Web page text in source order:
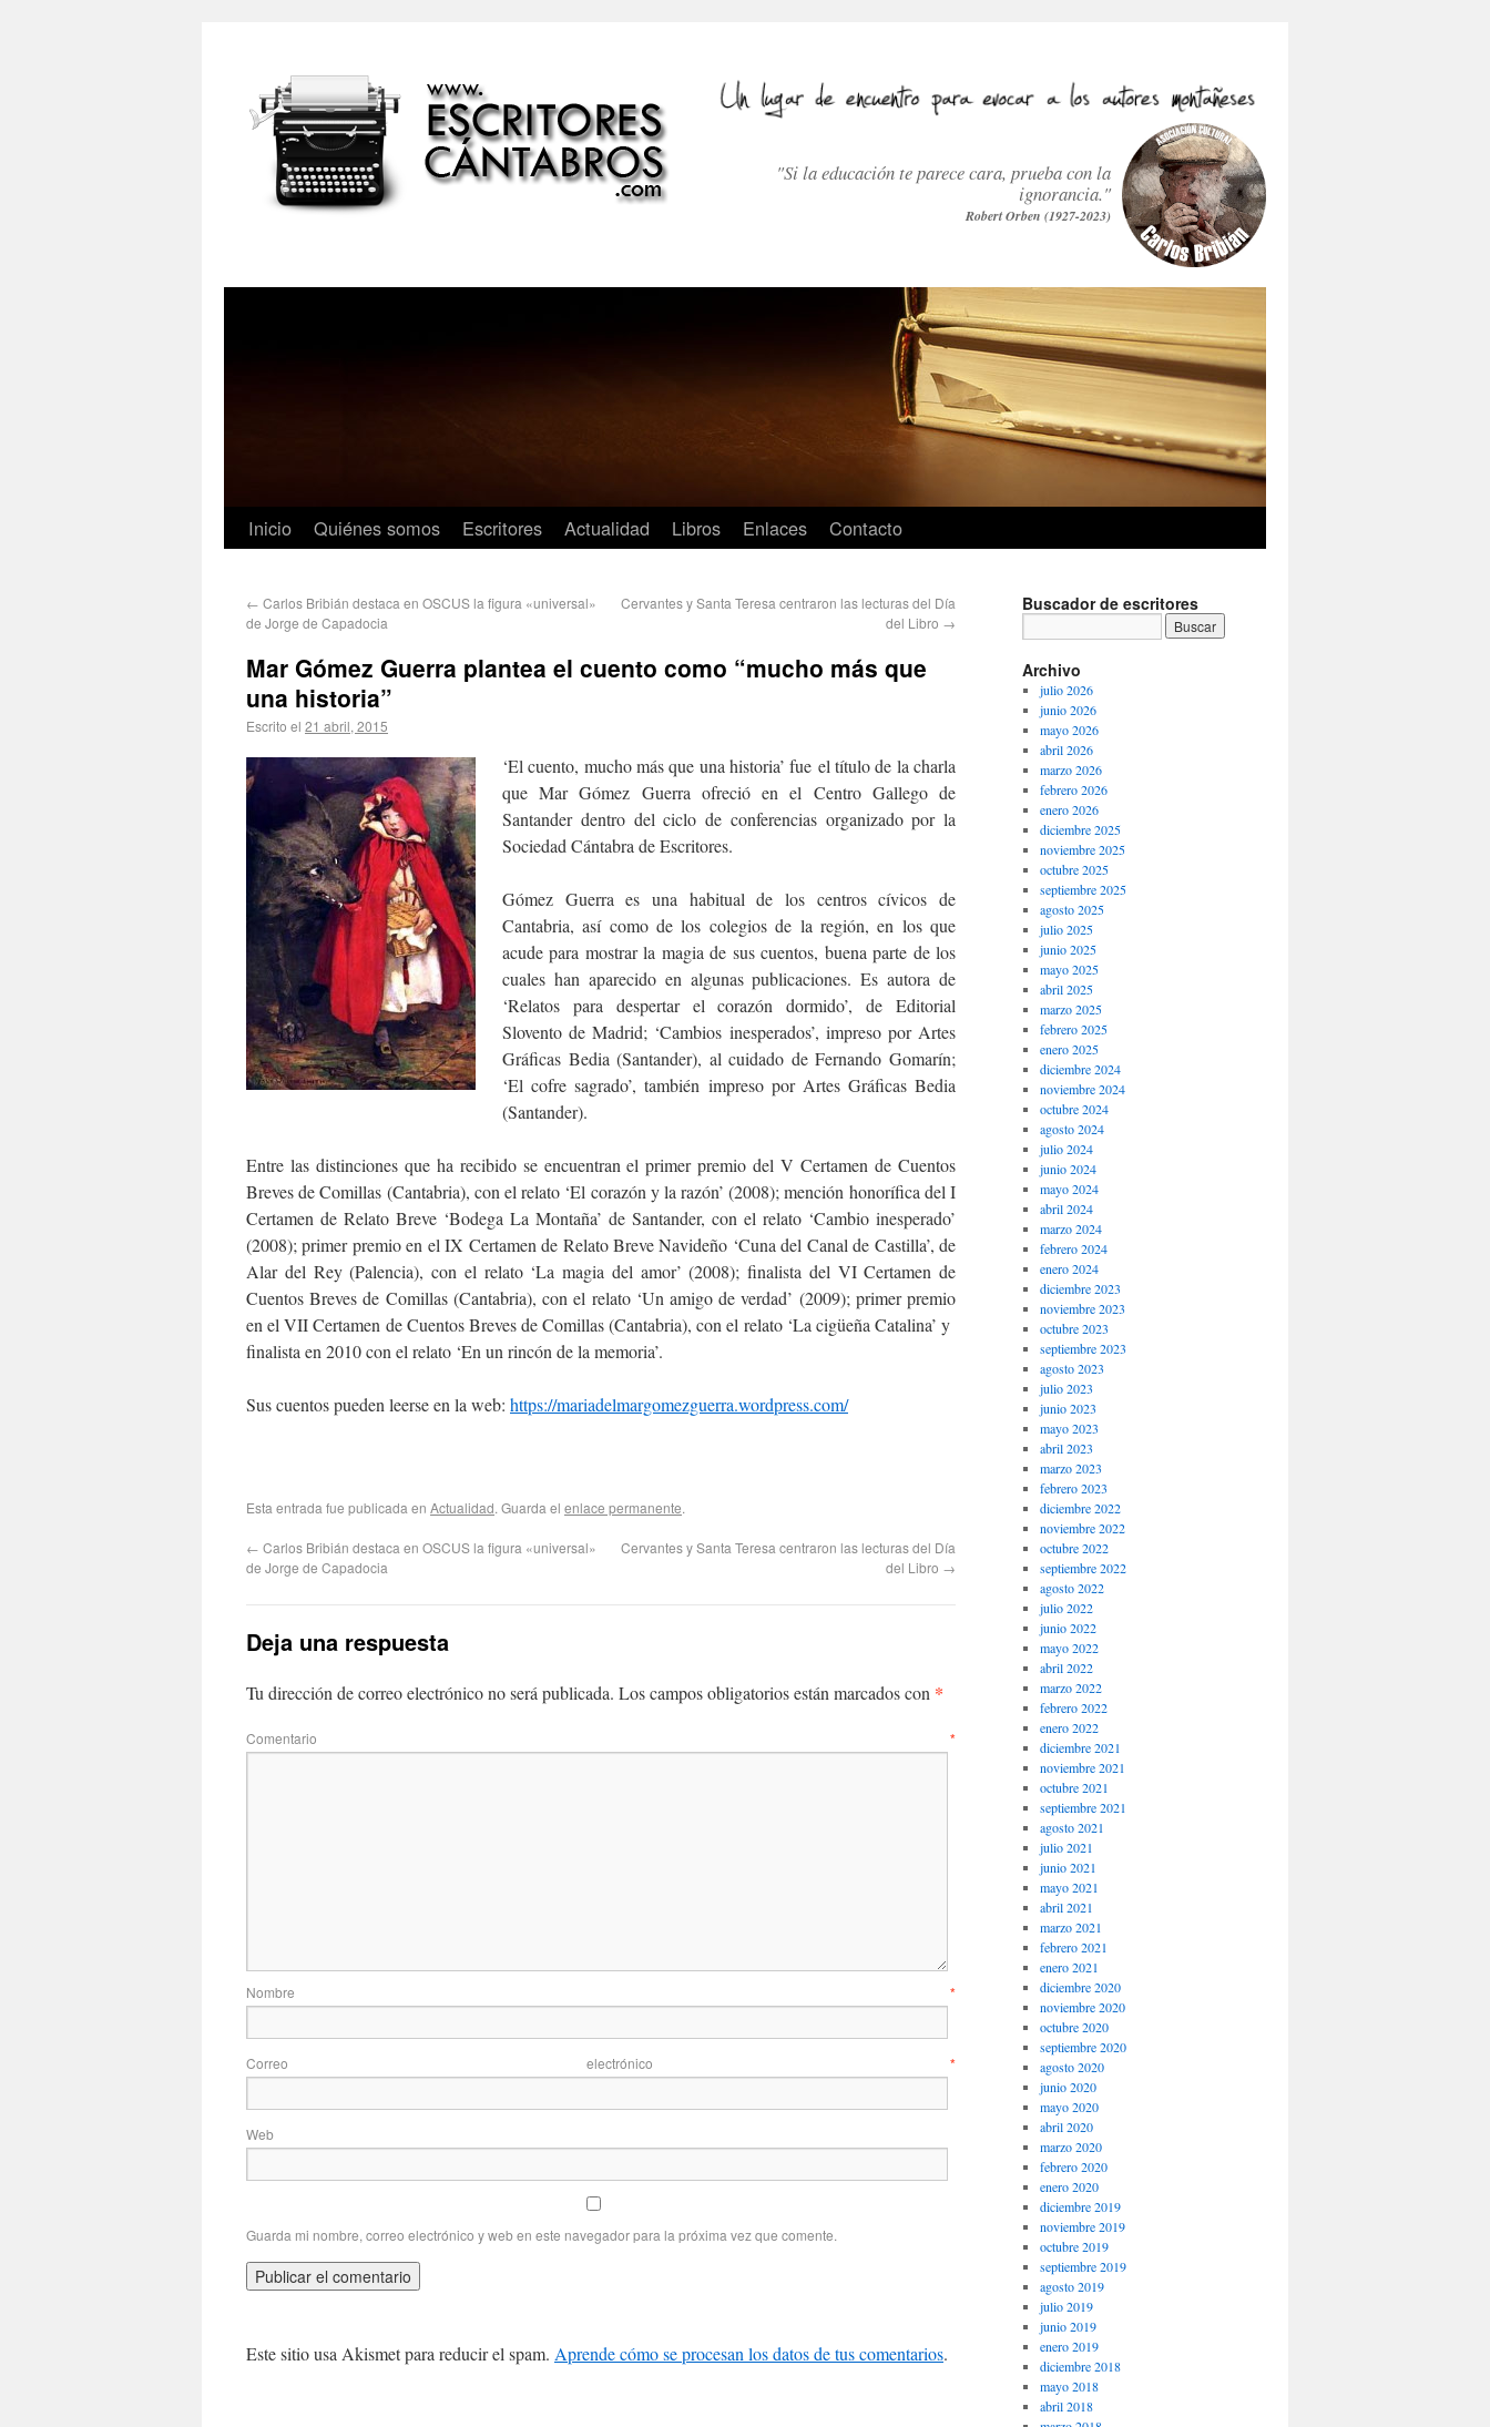
"Si la educación te parece cara, prueba con la
ignorancia."
Robert Orben (1927-2023)
Inicio Quiénes somos Escritores Actualidad Libros Enlaces Contacto
← Carlos Bribián destaca en OSCUS la figura «universal»
de Jorge de Capadocia
Cervantes y Santa Teresa centraron las lecturas del Día
del Libro →
Mar Gómez Guerra plantea el cuento como “mucho más que
una historia”
Escrito el 21 abril, 2015
‘El cuento, mucho más que una historia’ fue el título de la charla
que Mar Gómez Guerra ofreció en el Centro Gallego de
Santander dentro del ciclo de conferencias organizado por la
Sociedad Cántabra de Escritores.
Gómez Guerra es una habitual de los centros cívicos de
Cantabria, así como de los colegios de la región, en los que
acude para mostrar la magia de sus cuentos, buena parte de los
cuales han aparecido en algunas publicaciones. Es autora de
‘Relatos para despertar el corazón dormido’, de Editorial
Slovento de Madrid; ‘Cambios inesperados’, impreso por Artes
Gráficas Bedia (Santander), al cuidado de Fernando Gomarín;
‘El cofre sagrado’, también impreso por Artes Gráficas Bedia
(Santander).
Entre las distinciones que ha recibido se encuentran el primer premio del V Certamen de Cuentos
Breves de Comillas (Cantabria), con el relato ‘El corazón y la razón’ (2008); mención honorífica del I
Certamen de Relato Breve ‘Bodega La Montaña’ de Santander, con el relato ‘Cambio inesperado’
(2008); primer premio en el IX Certamen de Relato Breve Navideño ‘Cuna del Canal de Castilla’, de
Alar del Rey (Palencia), con el relato ‘La magia del amor’ (2008); finalista del VI Certamen de
Cuentos Breves de Comillas (Cantabria), con el relato ‘Un amigo de verdad’ (2009); primer premio
en el VII Certamen de Cuentos Breves de Comillas (Cantabria), con el relato ‘La cigüeña Catalina’ y
finalista en 2010 con el relato ‘En un rincón de la memoria’.
Sus cuentos pueden leerse en la web: https://mariadelmargomezguerra.wordpress.com/
Esta entrada fue publicada en Actualidad. Guarda el enlace permanente.
← Carlos Bribián destaca en OSCUS la figura «universal»
de Jorge de Capadocia
Cervantes y Santa Teresa centraron las lecturas del Día
del Libro →
Deja una respuesta
Tu dirección de correo electrónico no será publicada. Los campos obligatorios están marcados con *
Comentario *
Nombre *
Correo electrónico *
Web
Guarda mi nombre, correo electrónico y web en este navegador para la próxima vez que comente.
Este sitio usa Akismet para reducir el spam. Aprende cómo se procesan los datos de tus comentarios.
Buscador de escritores
Archivo
julio 2026
junio 2026
mayo 2026
abril 2026
marzo 2026
febrero 2026
enero 2026
diciembre 2025
noviembre 2025
octubre 2025
septiembre 2025
agosto 2025
julio 2025
junio 2025
mayo 2025
abril 2025
marzo 2025
febrero 2025
enero 2025
diciembre 2024
noviembre 2024
octubre 2024
agosto 2024
julio 2024
junio 2024
mayo 2024
abril 2024
marzo 2024
febrero 2024
enero 2024
diciembre 2023
noviembre 2023
octubre 2023
septiembre 2023
agosto 2023
julio 2023
junio 2023
mayo 2023
abril 2023
marzo 2023
febrero 2023
diciembre 2022
noviembre 2022
octubre 2022
septiembre 2022
agosto 2022
julio 2022
junio 2022
mayo 2022
abril 2022
marzo 2022
febrero 2022
enero 2022
diciembre 2021
noviembre 2021
octubre 2021
septiembre 2021
agosto 2021
julio 2021
junio 2021
mayo 2021
abril 2021
marzo 2021
febrero 2021
enero 2021
diciembre 2020
noviembre 2020
octubre 2020
septiembre 2020
agosto 2020
junio 2020
mayo 2020
abril 2020
marzo 2020
febrero 2020
enero 2020
diciembre 2019
noviembre 2019
octubre 2019
septiembre 2019
agosto 2019
julio 2019
junio 2019
enero 2019
diciembre 2018
mayo 2018
abril 2018